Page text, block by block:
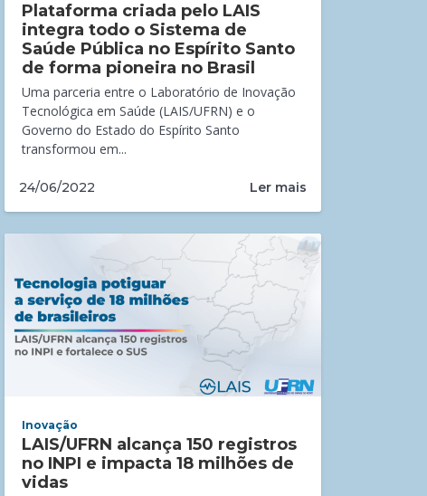
Plataforma criada pelo LAIS
integra todo o Sistema de
Saúde Pública no Espírito Santo
de forma pioneira no Brasil
Uma parceria entre o Laboratório de Inovação
Tecnológica em Saúde (LAIS/UFRN) e o
Governo do Estado do Espírito Santo
transformou em...
24/06/2022 Ler mais
Inovação
LAIS/UFRN alcança 150 registros
no INPI e impacta 18 milhões de
vidas